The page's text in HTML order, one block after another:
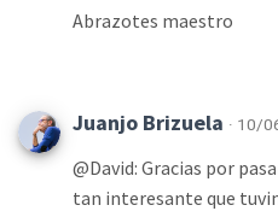
Abrazotes maestro
Juanjo Brizuela · 10/
@David: Gracias por
tan interesante que